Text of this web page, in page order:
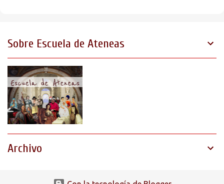
u
c
o
m
e
n
t
a
r
i
Sobre Escuela de Ateneas
Archivo